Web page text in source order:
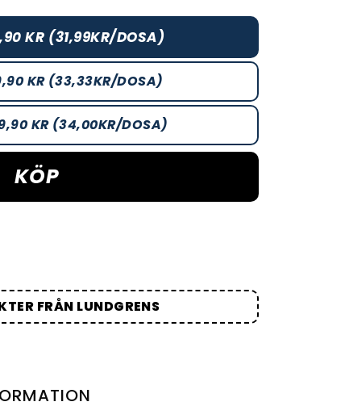
KR (31,99KR/DOSA)
KR (33,33KR/DOSA)
KR (34,00KR/DOSA)
KÖP
FRÅN LUNDGRENS